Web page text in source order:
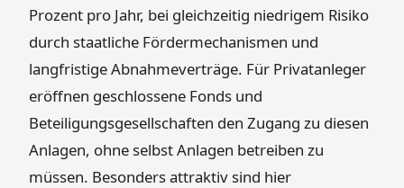
Prozent pro Jahr, bei gleichzeitig niedrigem Risiko
durch staatliche Fördermechanismen und
langfristige Abnahmeverträge. Für Privatanleger
eröffnen geschlossene Fonds und
Beteiligungsgesellschaften den Zugang zu diesen
Anlagen, ohne selbst Anlagen betreiben zu
müssen. Besonders attraktiv sind hier